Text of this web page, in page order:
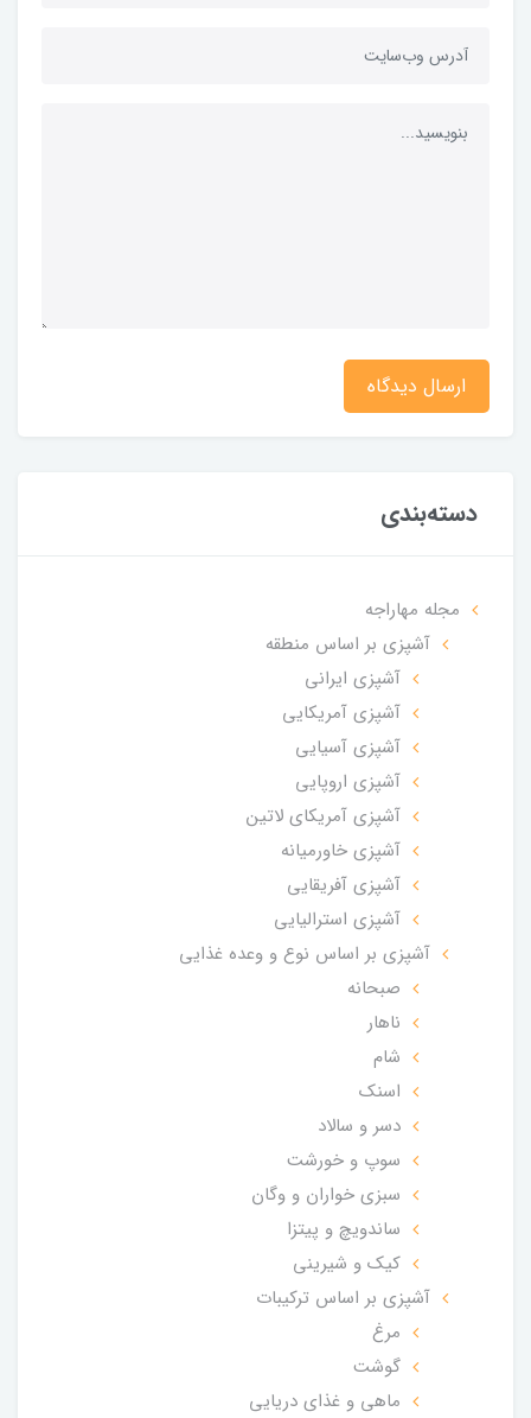
ارسال دیدگاه
دسته‌بندی
مجله مهاراجه
آشپزی بر اساس منطقه
آشپزی ایرانی
آشپزی آمریکایی
آشپزی آسیایی
آشپزی اروپایی
آشپزی آمریکای لاتین
آشپزی خاورمیانه
آشپزی آفریقایی
آشپزی استرالیایی
آشپزی بر اساس نوع و وعده غذایی
صبحانه
ناهار
شام
اسنک
دسر و سالاد
سوپ و خورشت
سبزی خواران و وگان
ساندویچ و پیتزا
کیک و شیرینی
آشپزی بر اساس ترکیبات
مرغ
گوشت
ماهی و غذای دریایی